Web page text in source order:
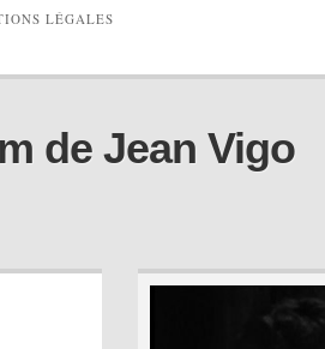
LÉGALES
de Jean Vigo